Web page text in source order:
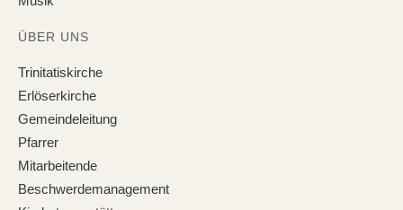
ÜBER UNS
Trinitatiskirche
Erlöserkirche
Gemeindeleitung
Pfarrer
Mitarbeitende
Beschwerdemanagement